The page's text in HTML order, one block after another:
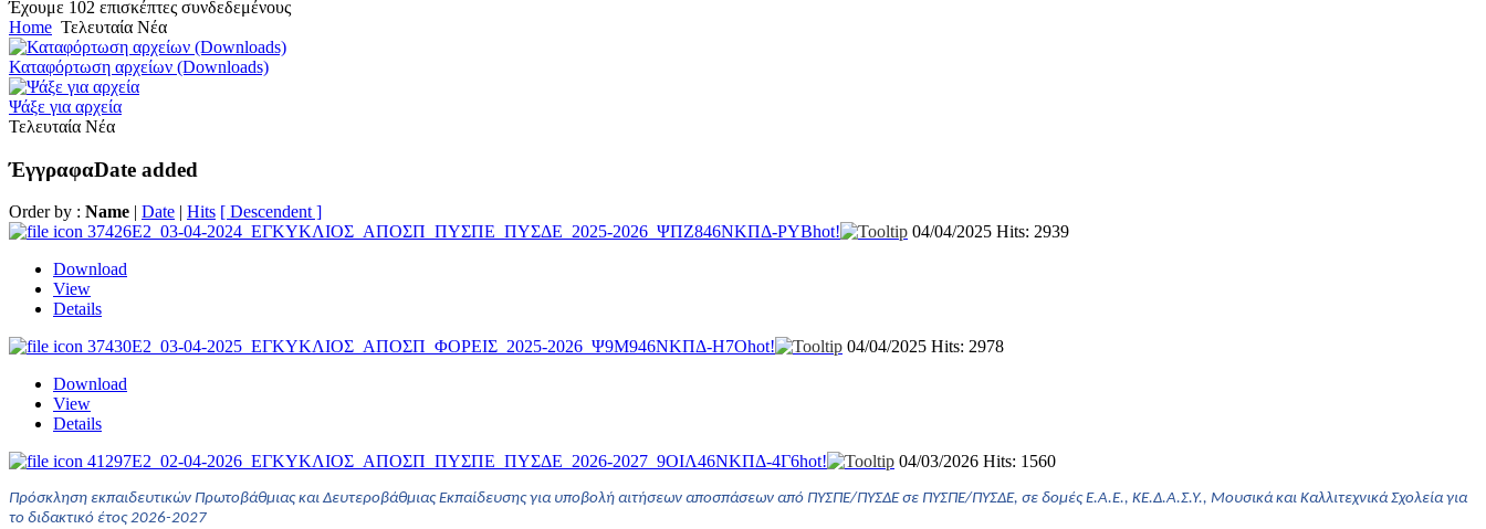
Έχουμε 102 επισκέπτες συνδεδεμένους
Home Τελευταία Νέα
Καταφόρτωση αρχείων (Downloads)
Ψάξε για αρχεία
Τελευταία Νέα
ΈγγραφαDate added
Order by : Name | Date | Hits [ Descendent ]
37426E2_03-04-2024_ΕΓΚΥΚΛΙΟΣ_ΑΠΟΣΠ_ΠΥΣΠΕ_ΠΥΣΔΕ_2025-2026_ΨΠΖ846ΝΚΠΔ-ΡΥΒhot! 04/04/2025 Hits: 2939
Download
View
Details
37430E2_03-04-2025_ΕΓΚΥΚΛΙΟΣ_ΑΠΟΣΠ_ΦΟΡΕΙΣ_2025-2026_Ψ9Μ946ΝΚΠΔ-Η7Οhot! 04/04/2025 Hits: 2978
Download
View
Details
41297E2_02-04-2026_ΕΓΚΥΚΛΙΟΣ_ΑΠΟΣΠ_ΠΥΣΠΕ_ΠΥΣΔΕ_2026-2027_9ΟΙΛ46ΝΚΠΔ-4Γ6hot! 04/03/2026 Hits: 1560
Πρόσκληση εκπαιδευτικών Πρωτοβάθμιας και Δευτεροβάθμιας Εκπαίδευσης για υποβολή αιτήσεων αποσπάσεων από ΠΥΣΠΕ/ΠΥΣΔΕ σε ΠΥΣΠΕ/ΠΥΣΔΕ, σε δομές Ε.Α.Ε., ΚΕ.Δ.Α.Σ.Υ., Μουσικά και Καλλιτεχνικά Σχολεία για
το διδακτικό έτος 2026-2027